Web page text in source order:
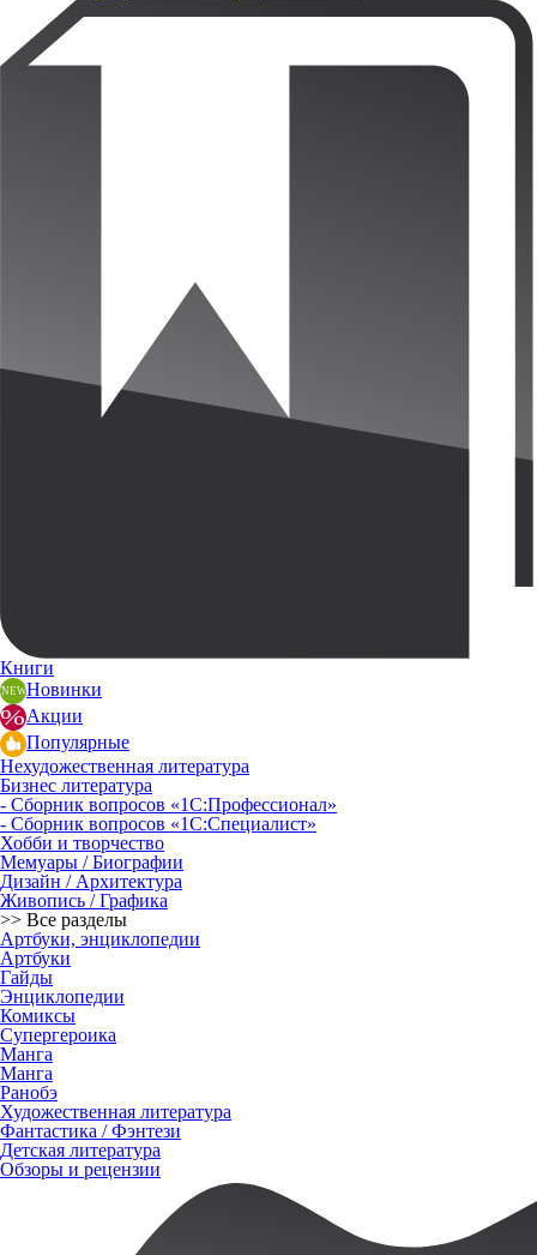
Книги
Новинки
Акции
Популярные
Нехудожественная литература
Бизнес литература
- Сборник вопросов «1С:Профессионал»
- Сборник вопросов «1С:Специалист»
Хобби и творчество
Мемуары / Биографии
Дизайн / Архитектура
Живопись / Графика
>> Все разделы
Артбуки, энциклопедии
Артбуки
Гайды
Энциклопедии
Комиксы
Супергероика
Манга
Манга
Ранобэ
Художественная литература
Фантастика / Фэнтези
Детская литература
Обзоры и рецензии